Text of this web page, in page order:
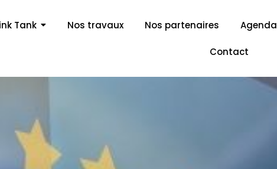
Tank Nos travaux Nos partenaires Agenda
Contact